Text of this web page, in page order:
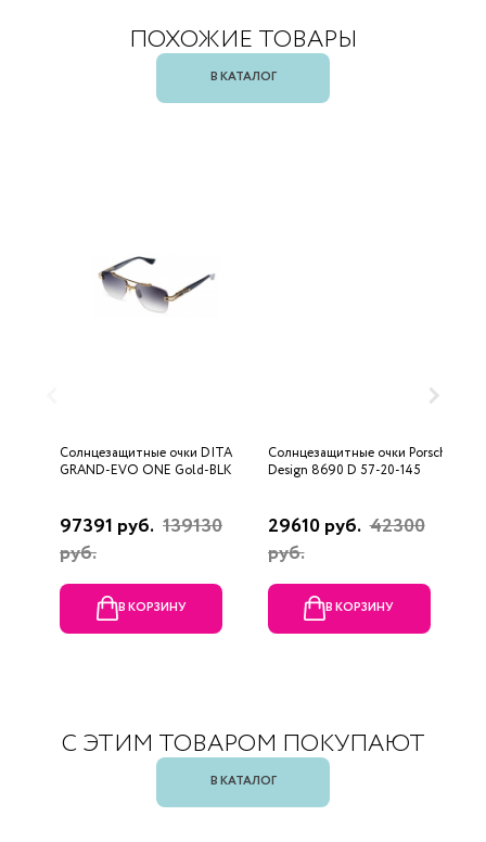
ПОХОЖИЕ ТОВАРЫ
В КАТАЛОГ
Солнцезащитные очки DITA
GRAND-EVO ONE Gold-BLK
97391 руб. 139130
руб.
В КОРЗИНУ
Солнцезащитные очки Porsche
Design 8690 D 57-20-145
29610 руб. 42300
руб.
В КОРЗИНУ
С ЭТИМ ТОВАРОМ ПОКУПАЮТ
В КАТАЛОГ